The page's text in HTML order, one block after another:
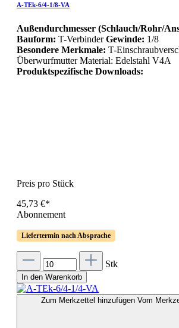
A-TEk-6/4-1/8-VA
Außendurchmesser (Schlauch/Rohr/
Bauform: T-VerbinderGewinde: 1/8
Besondere Merkmale: T-
Überwurfmutter Material: Edelstahl V4A
Produktspezifische Downloads:
Preis pro Stück
45,73 €*
Abonnement
Liefertermin nach Absprache
Stk
In den Warenkorb
Zum Merkzettel hinzufügen Vom